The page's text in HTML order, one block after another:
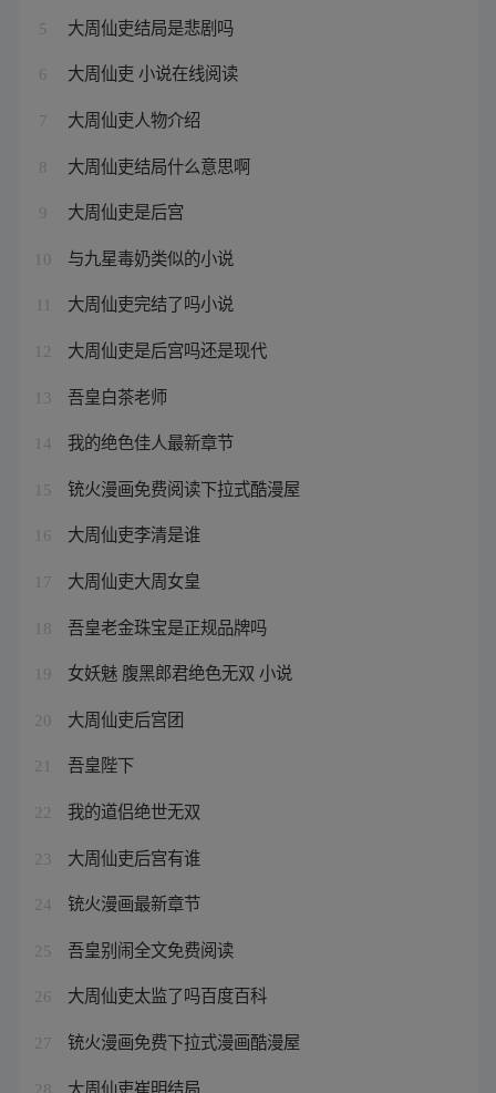
5 大周仙吏结局是悲剧吗
6 大周仙吏 小说在线阅读
7 大周仙吏人物介绍
8 大周仙吏结局什么意思啊
9 大周仙吏是后宫
10 与九星毒奶类似的小说
大周仙吏完结了吗小说
12 大周仙吏是后宫吗还是现代
13 吾皇白茶老师
14 我的绝色佳人最新章节
15 铳火漫画免费阅读下拉式酷漫屋
16 大周仙吏李清是谁
17 大周仙吏大周女皇
18 吾皇老金珠宝是正规品牌吗
19 女妖魅 腹黑郎君绝色无双 小说
20 大周仙吏后宫团
21 吾皇陛下
22 我的道侣绝世无双
23 大周仙吏后宫有谁
24 铳火漫画最新章节
25 吾皇别闹全文免费阅读
26 大周仙吏太监了吗百度百科
27 铳火漫画免费下拉式漫画酷漫屋
28 大周仙吏崔明结局